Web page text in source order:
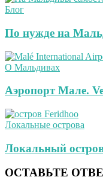
Блог
По нужде на
О Мальдивах
Аэропорт Мале.
Локальные острова
Локальный
ОСТАВЬТЕ